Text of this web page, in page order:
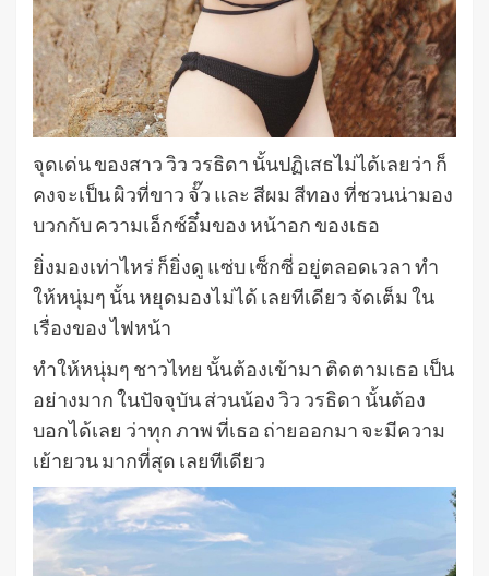
จุดเด่น ของสาว วิว วรธิดา นั้นปฏิเสธไม่ได้เลยว่า ก็
คงจะเป็น ผิวที่ขาว จั๊ว และ สีผม สีทอง ที่ชวนน่ามอง
บวกกับ ความเอ็กซ์อึ๋มของ หน้าอก ของเธอ
ยิ่งมองเท่าไหร่ ก็ยิ่งดู แซ่บ เซ็กซี่ อยู่ตลอดเวลา ทำ
ให้หนุ่มๆ นั้น หยุดมองไม่ได้ เลยทีเดียว จัดเต็ม ใน
เรื่องของ ไฟหน้า
ทำให้หนุ่มๆ ชาวไทย นั้นต้องเข้ามา ติดตามเธอ เป็น
อย่างมาก ในปัจจุบัน ส่วนน้อง วิว วรธิดา นั้นต้อง
บอกได้เลย ว่าทุก ภาพ ที่เธอ ถ่ายออกมา จะมีความ
เย้ายวน มากที่สุด เลยทีเดียว